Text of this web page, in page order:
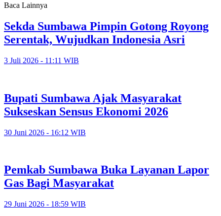
Baca Lainnya
Sekda Sumbawa Pimpin Gotong Royong
Serentak, Wujudkan Indonesia Asri
3 Juli 2026 - 11:11 WIB
Bupati Sumbawa Ajak Masyarakat
Sukseskan Sensus Ekonomi 2026
30 Juni 2026 - 16:12 WIB
Pemkab Sumbawa Buka Layanan Lapor
Gas Bagi Masyarakat
29 Juni 2026 - 18:59 WIB